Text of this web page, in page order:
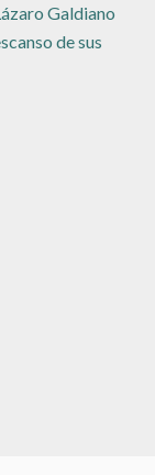
Galdiano
de sus